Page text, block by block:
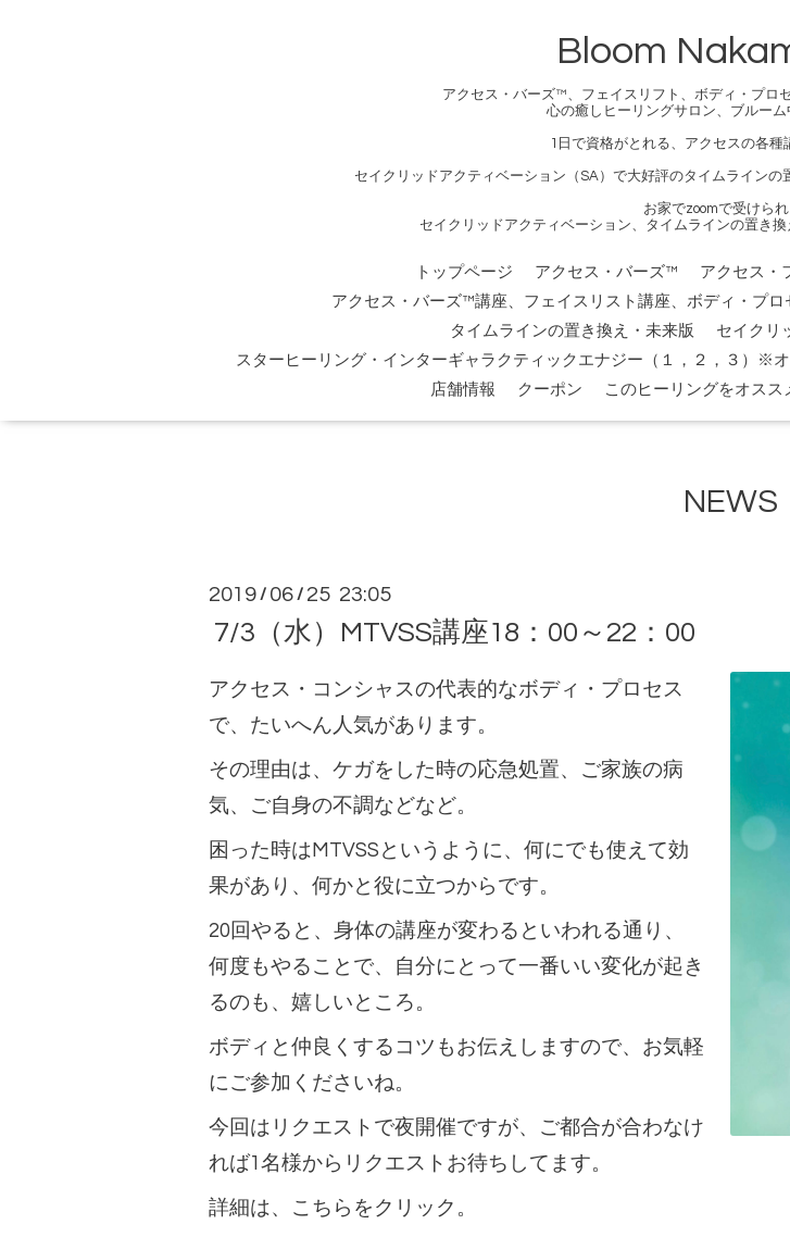
Bloom
アクセス・バーズ™、フェイスリフト、ボディ・プロ
心の癒しヒーリングサロン、ブルーム
1日で資格がとれる、アクセスの各種
セイクリッドアクティベーション（SA）で大好評のタイムラインの
お家でzoomで受けられ
セイクリッドアクティベーション、タイムラインの置き
トップページ アクセス・バーズ™ アクセス・
アクセス・バーズ™講座、フェイスリスト講座、ボディ・プロ
タイムラインの置き換え・未来版
セイクリ
スターヒーリング・インターギャラクティックエナジー（１，２，３）※
店舗情報
クーポン このヒーリングをオスス
NEWS
2019 / 06 / 25 23:05
7/3（水）MTVSS講座18：00～22：00
アクセス・コンシャスの代表的なボディ・プロセス
で、たいへん人気があります。
その理由は、ケガをした時の応急処置、ご家族の病
気、ご自身の不調などなど。
困った時はMTVSSというように、何にでも使えて効
果があり、何かと役に立つからです。
20回やると、身体の講座が変わるといわれる通り、
何度もやることで、自分にとって一番いい変化が起き
るのも、嬉しいところ。
ボディと仲良くするコツもお伝えしますので、お気軽
にご参加くださいね。
今回はリクエストで夜開催ですが、ご都合が合わなけ
れば1名様からリクエストお待ちしてます。
詳細は、こちらをクリック。